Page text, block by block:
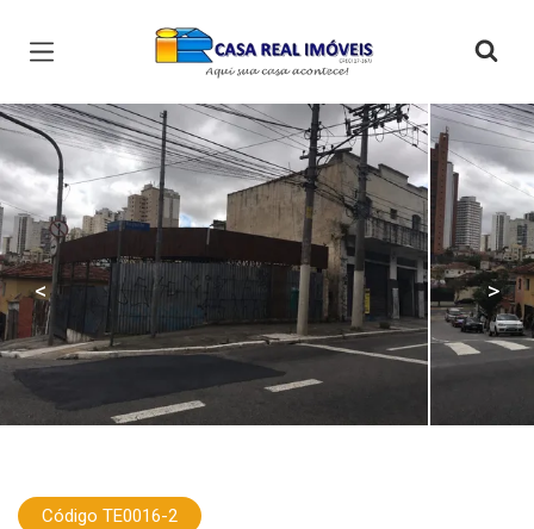
Página inicial
< >
Código TE0016-2